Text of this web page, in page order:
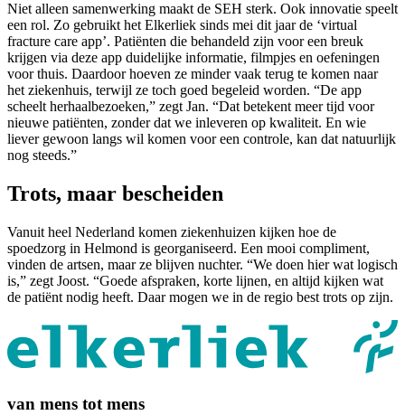
Niet alleen samenwerking maakt de SEH sterk. Ook innovatie speelt
een rol. Zo gebruikt het Elkerliek sinds mei dit jaar de ‘virtual
fracture care app’. Patiënten die behandeld zijn voor een breuk
krijgen via deze app duidelijke informatie, filmpjes en oefeningen
voor thuis. Daardoor hoeven ze minder vaak terug te komen naar
het ziekenhuis, terwijl ze toch goed begeleid worden. “De app
scheelt herhaalbezoeken,” zegt Jan. “Dat betekent meer tijd voor
nieuwe patiënten, zonder dat we inleveren op kwaliteit. En wie
liever gewoon langs wil komen voor een controle, kan dat natuurlijk
nog steeds.”
Trots, maar bescheiden
Vanuit heel Nederland komen ziekenhuizen kijken hoe de
spoedzorg in Helmond is georganiseerd. Een mooi compliment,
vinden de artsen, maar ze blijven nuchter. “We doen hier wat logisch
is,” zegt Joost. “Goede afspraken, korte lijnen, en altijd kijken wat
de patiënt nodig heeft. Daar mogen we in de regio best trots op zijn.
van mens tot mens